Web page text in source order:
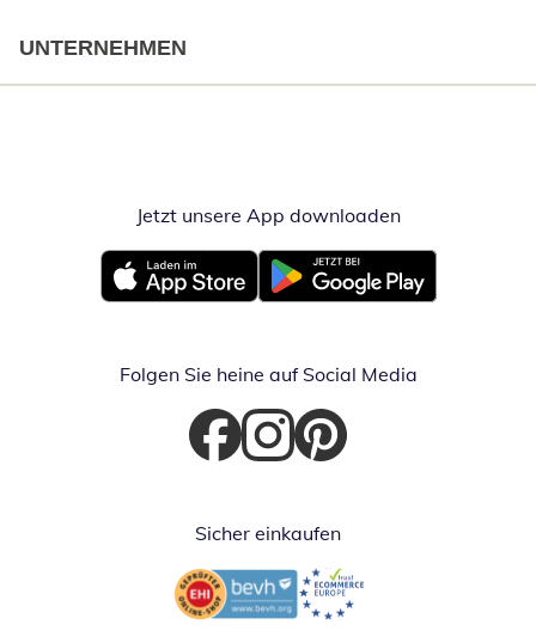
UNTERNEHMEN
Jetzt unsere App downloadenÖffnet in
Öffnet in neuem FensterÖffnet in neuem Fenster
Folgen Sie heine auf Social Media
Öffnet in neuem Fenster
Öffnet in neuem Fenster
Öffnet in neuem Fenster
Sicher einkaufen
Öffnet in neuem FensterÖffnet in neuem Fenster